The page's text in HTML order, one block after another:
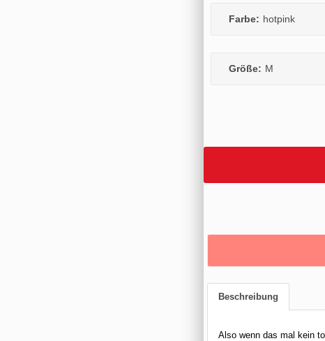
Farbe: hotpink
Größe: M
Beschreibung
Also wenn das mal kein